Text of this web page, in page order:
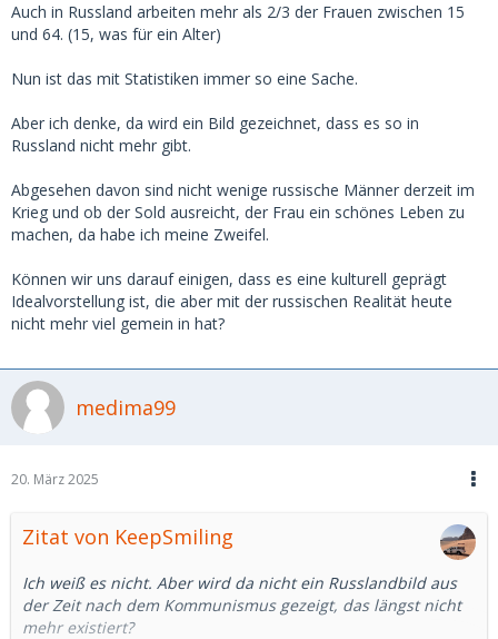
Auch in Russland arbeiten mehr als 2/3 der Frauen zwischen 15
und 64. (15, was für ein Alter)
Nun ist das mit Statistiken immer so eine Sache.
Aber ich denke, da wird ein Bild gezeichnet, dass es so in
Russland nicht mehr gibt.
Abgesehen davon sind nicht wenige russische Männer derzeit im
Krieg und ob der Sold ausreicht, der Frau ein schönes Leben zu
machen, da habe ich meine Zweifel.
Können wir uns darauf einigen, dass es eine kulturell geprägt
Idealvorstellung ist, die aber mit der russischen Realität heute
nicht mehr viel gemein in hat?
medima99
20. März 2025
Zitat von KeepSmiling
Ich weiß es nicht. Aber wird da nicht ein Russlandbild aus
der Zeit nach dem Kommunismus gezeigt, das längst nicht
mehr existiert?